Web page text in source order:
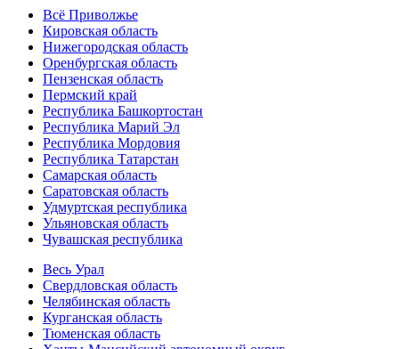
Всё Приволжье
Кировская область
Нижегородская область
Оренбургская область
Пензенская область
Пермский край
Республика Башкортостан
Республика Марий Эл
Республика Мордовия
Республика Татарстан
Самарская область
Саратовская область
Удмуртская республика
Ульяновская область
Чувашская республика
Весь Урал
Свердловская область
Челябинская область
Курганская область
Тюменская область